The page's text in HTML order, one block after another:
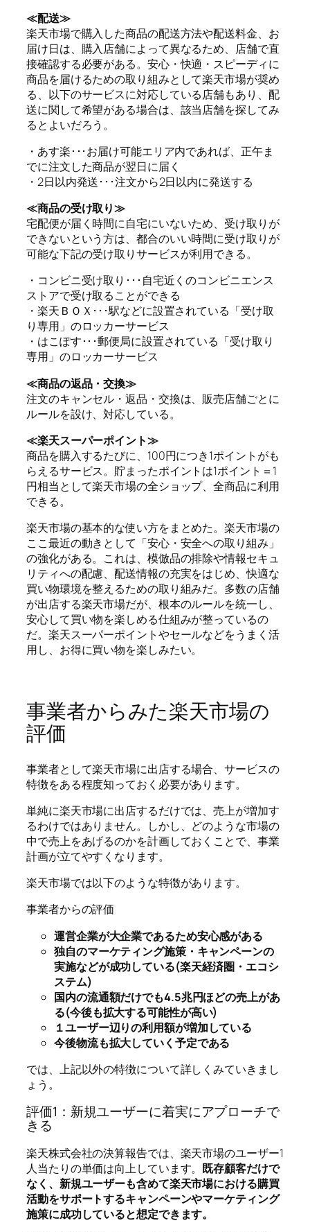
≪配送≫
楽天市場で購入した商品の配送方法や配送料金、お
届け日は、購入店舗によって異なるため、店舗で直
接確認する必要がある。安心・快適・スピーディに
商品を届けるための取り組みとして楽天市場が奨め
る、以下のサービスに対応している店舗もあり、配
送に関して希望がある場合は、該当店舗を探してみ
るとよいだろう。
・あす楽･･･お届け可能エリア内であれば、正午ま
でに注文した商品が翌日に届く
・2日以内発送･･･注文から2日以内に発送する
≪商品の受け取り≫
宅配便が届く時間に自宅にいないため、受け取りが
できないという方は、都合のいい時間に受け取りが
可能な下記の受け取りサービスが利用できる。
・コンビニ受け取り･･･自宅近くのコンビニエンス
ストアで受け取ることができる
・楽天ＢＯＸ･･･駅などに設置されている「受け取
り専用」のロッカーサービス
・はこぽす･･･郵便局に設置されている「受け取り
専用」のロッカーサービス
≪商品の返品・交換≫
注文のキャンセル・返品・交換は、販売店舗ごとに
ルールを設け、対応している。
≪楽天スーパーポイント≫
商品を購入するたびに、100円につき1ポイントがも
らえるサービス。貯まったポイントは1ポイント＝1
円相当として楽天市場の全ショップ、全商品に利用
できる。
楽天市場の基本的な使い方をまとめた。楽天市場の
ここ最近の動きとして「安心・安全への取り組み」
の強化がある。これは、模倣品の排除や情報セキュ
リティへの配慮、配送情報の充実をはじめ、快適な
買い物環境を整えるための取り組みだ。多数の店舗
が出店する楽天市場だが、根本のルールを統一し、
安心して買い物を楽しめる仕組みが整っているの
だ。楽天スーパーポイントやセールなどをうまく活
用し、お得に買い物を楽しみたい。
事業者からみた楽天市場の
評価
事業者として楽天市場に出店する場合、サービスの
特徴をある程度知っておく必要があります。
単純に楽天市場に出店するだけでは、売上が増加す
るわけではありません。しかし、どのような市場の
中で売上をあげるのかを計画しておくことで、事業
計画が立てやすくなります。
楽天市場では以下のような特徴があります。
事業者からの評価
運営企業が大企業であるため安心感がある
独自のマーケティング施策・キャンペーンの
実施などが成功している(楽天経済圏・エコシ
ステム)
国内の流通額だけでも4.5兆円ほどの売上があ
る(今後も拡大する可能性が高い)
１ユーザー辺りの利用額が増加している
今後物流も拡大していく予定である
では、上記以外の特徴について詳しくみていきまし
ょう。
評価1：新規ユーザーに着実にアプローチで
きる
楽天株式会社の決算報告では、楽天市場のユーザー1
人当たりの単価は向上しています。 既存顧客だけで
なく、新規ユーザーも含めて楽天市場における購買
活動をサポートするキャンペーンやマーケティング
施策に成功していると想定できます。